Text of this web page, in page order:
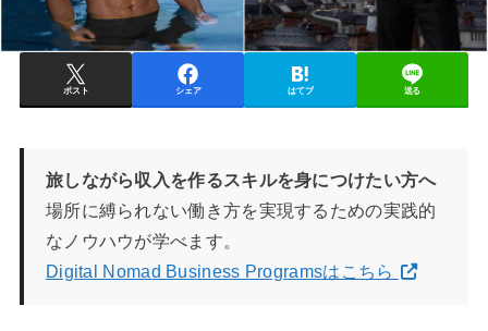
ポスト シェア はてブ 送る
旅しながら収入を作るスキルを身につけたい方へ
場所に縛られない働き方を実現するための実践的
なノウハウが学べます。
Digital Nomad Business Programsはこちら